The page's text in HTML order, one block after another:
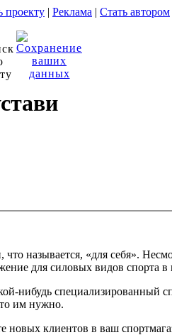
проекту | Реклама | Стать автором
называется, «для себя».
для силовых видов спорта в
нибудь специализированный
им нужно.
новых клиентов в ваш